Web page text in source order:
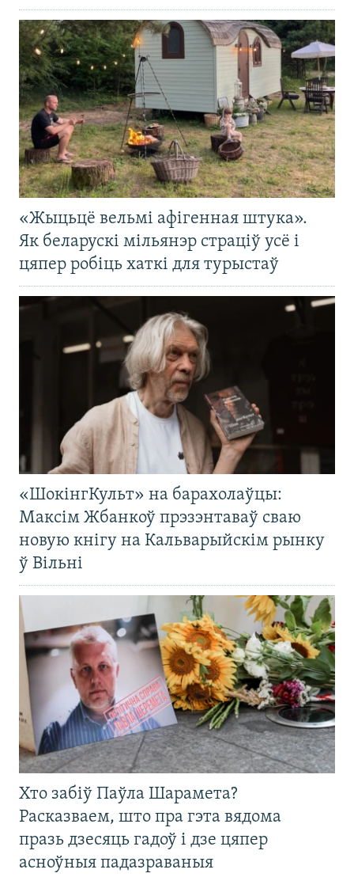
«Жыцьцё вельмі афігенная штука».
Як беларускі мільянэр страціў усё і
цяпер робіць хаткі для турыстаў
«ШокінгКульт» на барахолаўцы:
Максім Жбанкоў прэзэнтаваў сваю
новую кнігу на Кальварыйскім рынку
ў Вільні
Хто забіў Паўла Шарамета?
Расказваем, што пра гэта вядома
празь дзесяць гадоў і дзе цяпер
асноўныя падазраваныя